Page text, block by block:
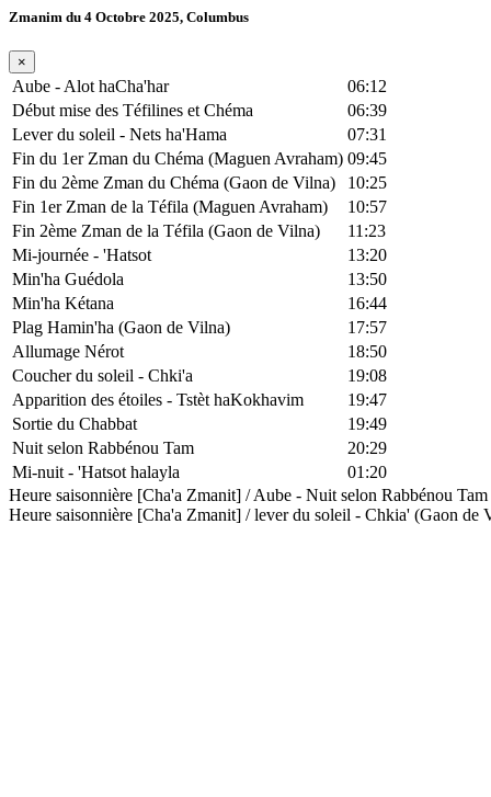
Zmanim du 4 Octobre 2025, Columbus
×
Aube - Alot haCha'har
06:12
Début mise des Téfilines et Chéma
06:39
Lever du soleil - Nets ha'Hama
07:31
Fin du 1er Zman du Chéma (Maguen Avraham) 09:45
Fin du 2ème Zman du Chéma (Gaon de Vilna)
10:25
Fin 1er Zman de la Téfila (Maguen Avraham)
10:57
Fin 2ème Zman de la Téfila (Gaon de Vilna)
11:23
Mi-journée - 'Hatsot
13:20
Min'ha Guédola
13:50
Min'ha Kétana
16:44
Plag Hamin'ha (Gaon de Vilna)
17:57
Allumage Nérot
18:50
Coucher du soleil - Chki'a
19:08
Apparition des étoiles - Tstèt haKokhavim
19:47
Sortie du Chabbat
19:49
Nuit selon Rabbénou Tam
20:29
Mi-nuit - 'Hatsot halayla
01:20
Heure saisonnière [Cha'a Zmanit] / Aube - Nuit selon Rabbénou
Heure saisonnière [Cha'a Zmanit] / lever du soleil - Chkia' (Gaon de